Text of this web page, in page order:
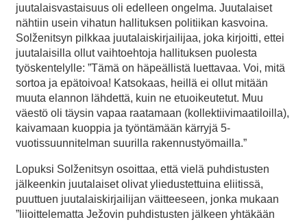
juutalaisvastaisuus oli edelleen ongelma. Juutalaiset
nähtiin usein vihatun hallituksen politiikan kasvoina.
Solženitsyn pilkkaa juutalaiskirjailijaa, joka kirjoitti, ettei
juutalaisilla ollut vaihtoehtoja hallituksen puolesta
työskentelylle: ”Tämä on häpeällistä luettavaa. Voi, mitä
sortoa ja epätoivoa! Katsokaas, heillä ei ollut mitään
muuta elannon lähdettä, kuin ne etuoikeutetut. Muu
väestö oli täysin vapaa raatamaan (kollektiivimaatiloilla),
kaivamaan kuoppia ja työntämään kärryjä 5-
vuotissuunnitelman suurilla rakennustyömailla.”
Lopuksi Solženitsyn osoittaa, että vielä puhdistusten
jälkeenkin juutalaiset olivat yliedustettuina eliitissä,
puuttuen juutalaiskirjailijan väitteeseen, jonka mukaan
”liioittelematta Ježovin puhdistusten jälkeen yhtäkään